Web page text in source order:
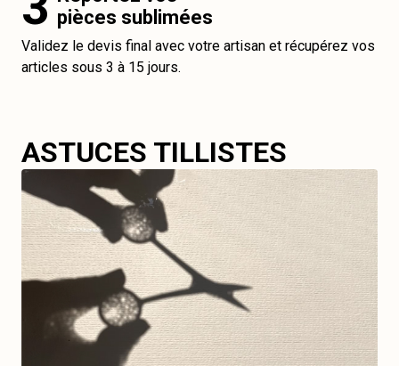
pièces sublimées
Validez le devis final avec votre artisan et récupérez vos
articles sous 3 à 15 jours.
ASTUCES TILLISTES